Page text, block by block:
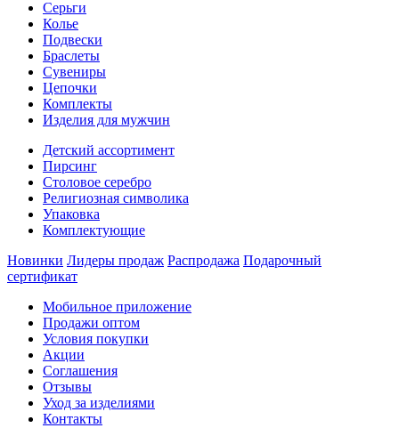
Серьги
Колье
Подвески
Браслеты
Сувениры
Цепочки
Комплекты
Изделия для мужчин
Детский ассортимент
Пирсинг
Столовое серебро
Религиозная символика
Упаковка
Комплектующие
Новинки Лидеры продаж Распродажа Подарочный
сертификат
Мобильное приложение
Продажи оптом
Условия покупки
Акции
Соглашения
Отзывы
Уход за изделиями
Контакты